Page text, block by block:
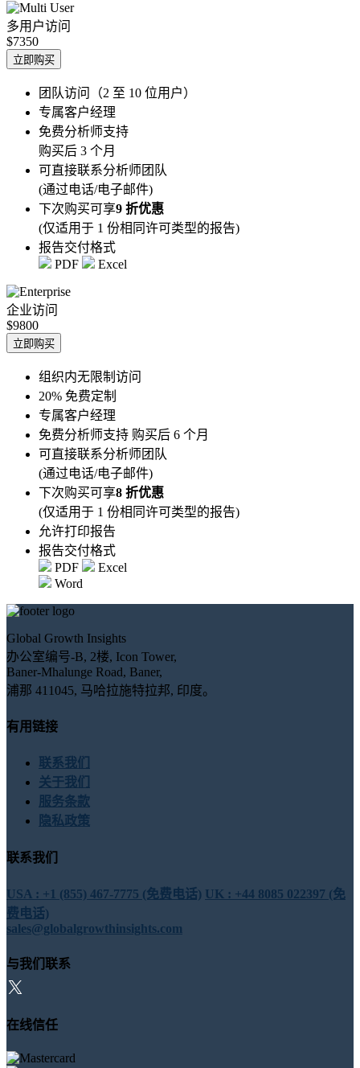
多用户访问
$7350
立即购买
团队访问（2 至 10 位用户）
专属客户经理
免费分析师支持
购买后 3 个月
可直接联系分析师团队
(通过电话/电子邮件)
下次购买可享9 折优惠
(仅适用于 1 份相同许可类型的报告)
报告交付格式
PDF
Excel
企业访问
$9800
立即购买
组织内无限制访问
20% 免费定制
专属客户经理
免费分析师支持 购买后 6 个月
可直接联系分析师团队
(通过电话/电子邮件)
下次购买可享8 折优惠
(仅适用于 1 份相同许可类型的报告)
允许打印报告
报告交付格式
PDF
Excel
Word
Global Growth Insights
办公室编号-B, 2楼, Icon Tower,
Baner-Mhalunge Road, Baner,
浦那 411045, 马哈拉施特拉邦, 印度。
有用链接
联系我们
关于我们
服务条款
隐私政策
联系我们
USA : +1 (855) 467-7775 (免费电话) UK : +44 8085 022397 (免
费电话)
sales@globalgrowthinsights.com
与我们联系
在线信任